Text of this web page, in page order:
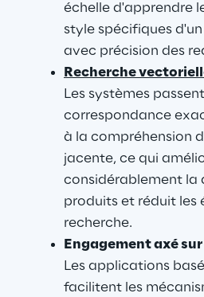
échelle d'apprendre
style spécifiques
avec précision des
Recherche
Les systèmes
correspondance
à la compréhension
jacente, ce qui
considérablement la
produits et réduit les
recherche.
Engagement axé
Les applications
facilitent les